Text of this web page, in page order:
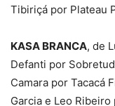
Tibiriçá por Plateau
KASA BRANCA, de
Defanti por
Camara por Tacacá
Garcia e Leo